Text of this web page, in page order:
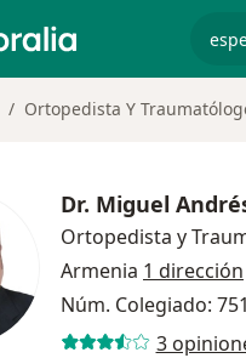
Ortopedista Y
Dr. Miguel
Ortopedista y
Armenia 1 dirección
Núm. Colegiado:
3